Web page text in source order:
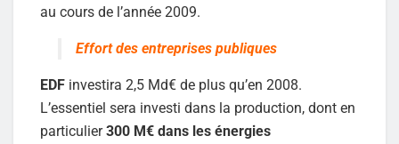
au cours de l’année 2009.
Effort des entreprises publiques
EDF investira 2,5 Md€ de plus qu’en 2008.
L’essentiel sera investi dans la production, dont en
particulier300 M€ dans les énergies